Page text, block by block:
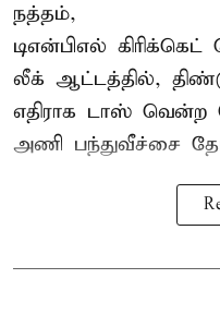
நத்தம்,
டிஎன்பிஎல்
லீக் ஆட்டத்தில்,
எதிராக டாஸ்
அணி பந்துவீச்சை